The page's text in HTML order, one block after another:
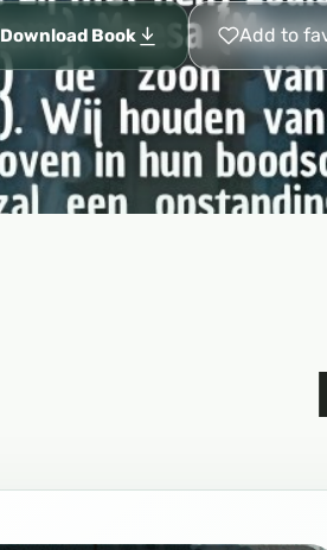
Download Book Add to